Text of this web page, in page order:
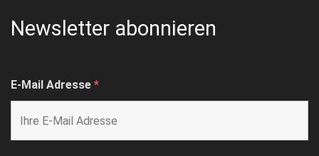
Newsletter abonnieren
E-Mail Adresse *